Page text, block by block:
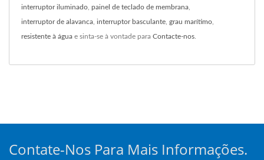
interruptor iluminado painel de teclado de membrana
interruptor de alavanca interruptor basculante grau marítimo
resistente à água e sinta-se à vontade para Contacte-nos
Contate-Nos Para Mais Informações.